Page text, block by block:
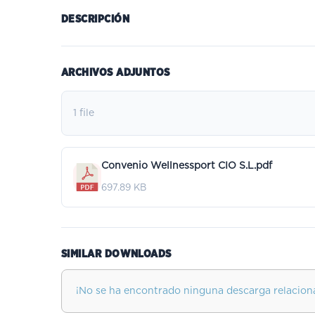
DESCRIPCIÓN
ARCHIVOS ADJUNTOS
1 file
Convenio Wellnessport CIO S.L.pdf
697.89 KB
SIMILAR DOWNLOADS
¡No se ha encontrado ninguna descarga